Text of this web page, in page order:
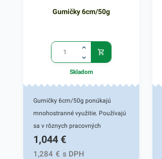
Gumičky 6cm/50g
Skladom
Gumičky 6cm/50g ponúkajú
mnohostranné využitie. Používajú
sa v rôznych pracovných
oblastiach ale aj pri univerzálnych
činnostiach vo vašej domácnosti.
1,044 €
1,284 € s DPH